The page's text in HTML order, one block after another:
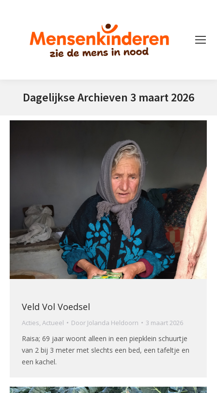
Dagelijkse Archieven 3 maart 2026
Veld Vol Voedsel
Acties, Actueel Door Jolanda Heldoorn 3 maart 2026
Raisa; 69 jaar woont alleen in een piepklein schuurtje
van 2 bij 3 meter met slechts een bed, een tafeltje en
een kachel.